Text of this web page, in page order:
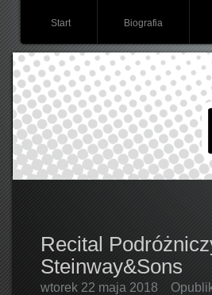
Start Biografia
Recital
Steinway&Sons
wtorek 22 maja 2018